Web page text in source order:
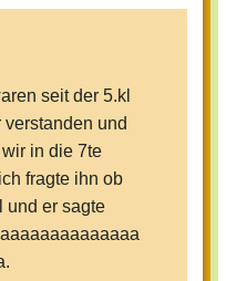
seit der 5.kl
und
in die 7te
fragte ihn ob
und er sagte